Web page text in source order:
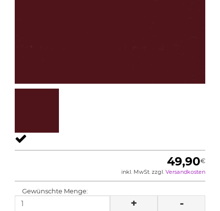
49,90€
inkl. MwSt. zzgl. Versandkosten
Gewünschte Menge:
+ -